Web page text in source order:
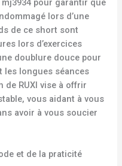
mj3934 pour garantir que
lors d’une
de ce short sont
lors d’exercices
doublure douce pour
les longues séances
de RUXI vise à offrir
vous aidant à vous
avoir à vous soucier
et de la praticité